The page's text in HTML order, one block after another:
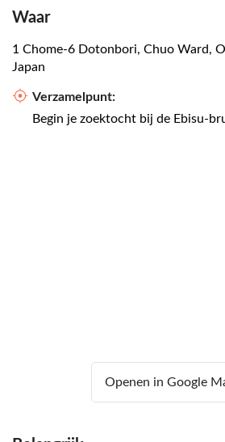
Waar
1 Chome-6 Dotonbori, Chuo Ward,
Japan
Verzamelpunt:
Begin je zoektocht bij de Ebisu-
Openen in Google